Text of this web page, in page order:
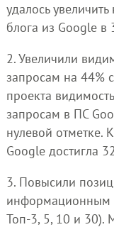
удалось
блога из Google в
2. Увеличили
запросам на 44%
проекта
запросам в ПС
нулевой отметке.
Google достигла
3. Повысили
информационным
Топ-3, 5, 10 и 30).